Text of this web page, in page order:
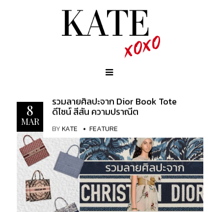
8
MAR
รวมลายศิลปะจาก Dior Book Tote
ดีไซน์ สีสัน ความปราณีต
BYKATE FEATURE